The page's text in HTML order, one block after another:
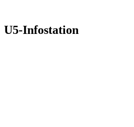
U5-Infostation